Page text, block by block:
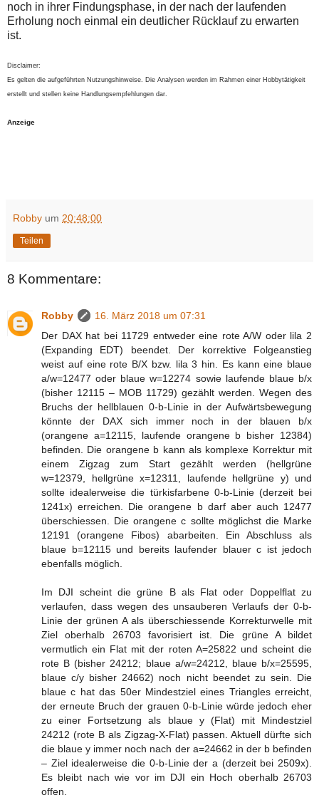
noch in ihrer Findungsphase, in der nach der laufenden
Erholung noch einmal ein deutlicher Rücklauf zu erwarten
ist.
Disclaimer:
Es gelten die aufgeführten Nutzungshinweise. Die Analysen werden im Rahmen einer Hobbytätigkeit
erstellt und stellen keine Handlungsempfehlungen dar.
Anzeige
Robby um 20:48:00
Teilen
8 Kommentare:
Robby
16. März 2018 um 07:31
Der DAX hat bei 11729 entweder eine rote A/W oder lila 2
(Expanding EDT) beendet. Der korrektive Folgeanstieg
weist auf eine rote B/X bzw. lila 3 hin. Es kann eine blaue
a/w=12477 oder blaue w=12274 sowie laufende blaue b/x
(bisher 12115 – MOB 11729) gezählt werden. Wegen des
Bruchs der hellblauen 0-b-Linie in der Aufwärtsbewegung
könnte der DAX sich immer noch in der blauen b/x
(orangene a=12115, laufende orangene b bisher 12384)
befinden. Die orangene b kann als komplexe Korrektur mit
einem Zigzag zum Start gezählt werden (hellgrüne
w=12379, hellgrüne x=12311, laufende hellgrüne y) und
sollte idealerweise die türkisfarbene 0-b-Linie (derzeit bei
1241x) erreichen. Die orangene b darf aber auch 12477
überschiessen. Die orangene c sollte möglichst die Marke
12191 (orangene Fibos) abarbeiten. Ein Abschluss als
blaue b=12115 und bereits laufender blauer c ist jedoch
ebenfalls möglich.
Im DJI scheint die grüne B als Flat oder Doppelflat zu
verlaufen, dass wegen des unsauberen Verlaufs der 0-b-
Linie der grünen A als überschiessende Korrekturwelle mit
Ziel oberhalb 26703 favorisiert ist. Die grüne A bildet
vermutlich ein Flat mit der roten A=25822 und scheint die
rote B (bisher 24212; blaue a/w=24212, blaue b/x=25595,
blaue c/y bisher 24662) noch nicht beendet zu sein. Die
blaue c hat das 50er Mindestziel eines Triangles erreicht,
der erneute Bruch der grauen 0-b-Linie würde jedoch eher
zu einer Fortsetzung als blaue y (Flat) mit Mindestziel
24212 (rote B als Zigzag-X-Flat) passen. Aktuell dürfte sich
die blaue y immer noch nach der a=24662 in der b befinden
– Ziel idealerweise die 0-b-Linie der a (derzeit bei 2509x).
Es bleibt nach wie vor im DJI ein Hoch oberhalb 26703
offen.